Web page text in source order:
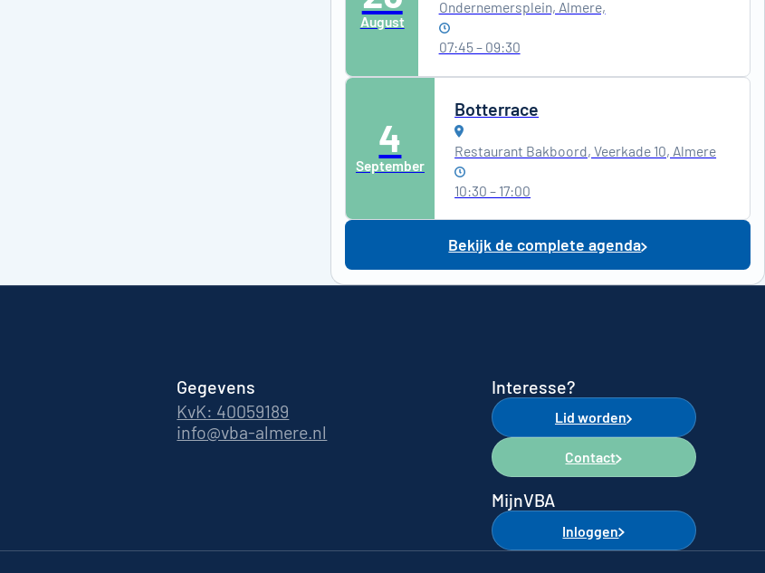
August
Ondernemersplein, Almere,
07:45 – 09:30
4
September
Botterrace
Restaurant Bakboord, Veerkade 10, Almere
10:30 – 17:00
Bekijk de complete agenda
Gegevens
KvK: 40059189
info@vba-almere.nl
Interesse?
Lid worden
Contact
MijnVBA
Inloggen